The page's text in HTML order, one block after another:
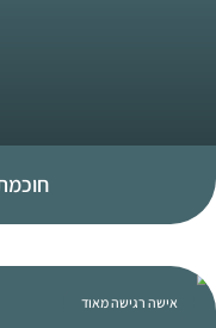
אישה רגישה מאוד